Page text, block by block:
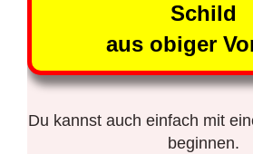
Schild
aus obiger
Du kannst auch einfach mit
beginnen.